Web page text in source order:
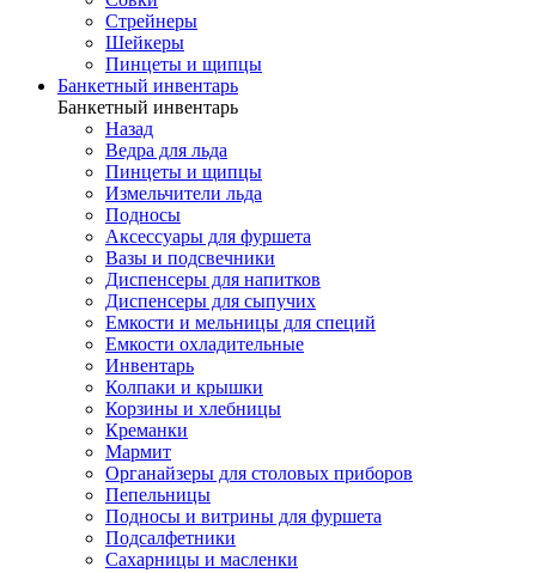
Стрейнеры
Шейкеры
Пинцеты и щипцы
Банкетный инвентарь
Банкетный инвентарь
Назад
Ведра для льда
Пинцеты и щипцы
Измельчители льда
Подносы
Аксессуары для фуршета
Вазы и подсвечники
Диспенсеры для напитков
Диспенсеры для сыпучих
Емкости и мельницы для специй
Емкости охладительные
Инвентарь
Колпаки и крышки
Корзины и хлебницы
Креманки
Мармит
Органайзеры для столовых приборов
Пепельницы
Подносы и витрины для фуршета
Подсалфетники
Сахарницы и масленки